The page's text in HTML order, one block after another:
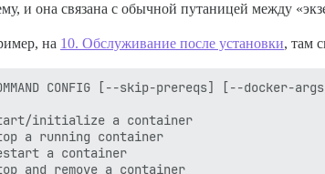
и она связана с обычной путаницей между
на 10. Обслуживание после установки, там
CONFIG [--skip-prereqs] [--docker-args
initialize a container
a running container
a container
and remove a container